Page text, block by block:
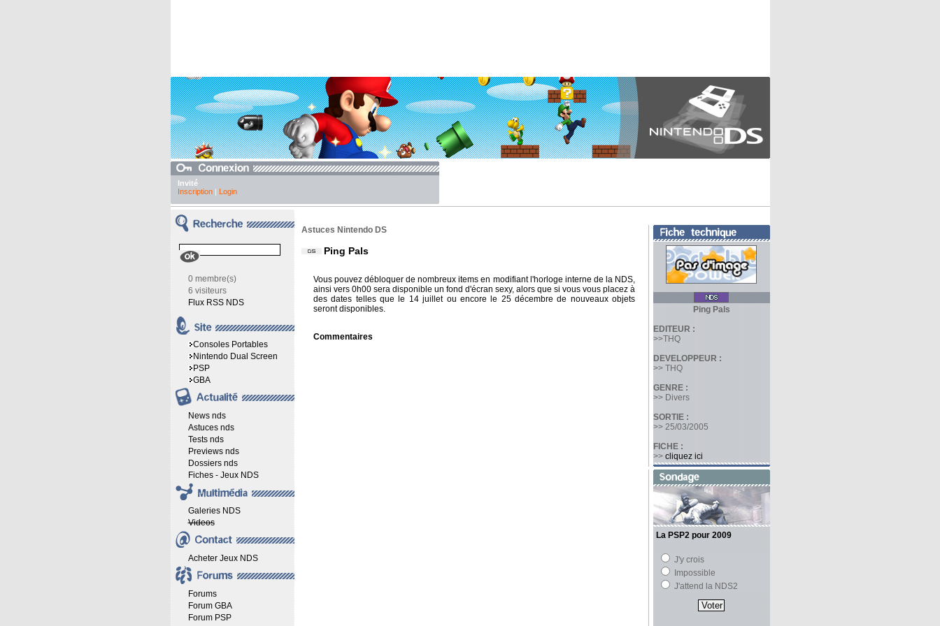
Invité
Inscription| Login
0 membre(s)
6 visiteurs
Flux RSS NDS
Consoles Portables
Nintendo Dual Screen
PSP
GBA
News nds
Astuces nds
Tests nds
Previews nds
Dossiers nds
Fiches - Jeux NDS
Galeries NDS
Videos
Acheter Jeux NDS
Forums
Forum GBA
Forum PSP
Astuces Nintendo DS
Ping Pals
Vous pouvez débloquer de nombreux items en modifiant l'horloge interne de la NDS,
ainsi vers 0h00 sera disponible un fond d'écran sexy, alors que si vous vous placez à
des dates telles que le 14 juillet ou encore le 25 décembre de nouveaux objets
seront disponibles.
Commentaires
Ping Pals
EDITEUR :
>>THQ
DEVELOPPEUR :
>> THQ
GENRE :
>> Divers
SORTIE :
>> 25/03/2005
FICHE :
>> cliquez ici
La PSP2 pour 2009
J'y crois
Impossible
J'attend la NDS2